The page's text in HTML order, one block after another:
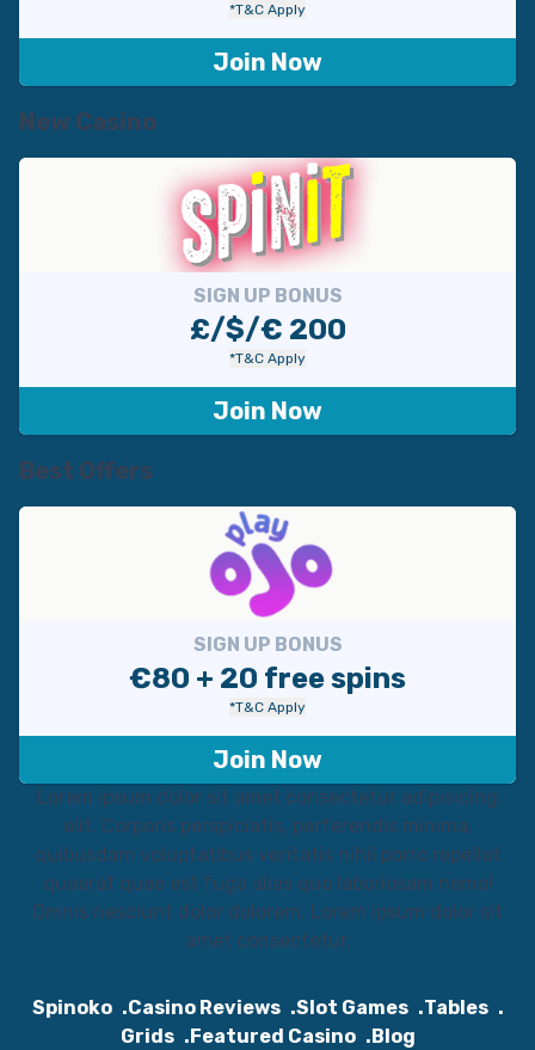
*T&C Apply
Join Now
New Casino
SIGN UP BONUS
£/$/€ 200
*T&C Apply
Join Now
Best Offers
SIGN UP BONUS
€80 + 20 free spins
*T&C Apply
Join Now
Lorem ipsum dolor sit amet consectetur adipisicing
elit. Corporis perspiciatis, perferendis minima,
quibusdam voluptatibus veritatis nihil porro repellat
quaerat quae est fuga alias quo laboriosam nemo!
Omnis nesciunt dolor dolorem. Lorem ipsum dolor sit
amet consectetur.
Spinoko Casino Reviews Slot Games
Tables
Grids
Featured Casino Blog